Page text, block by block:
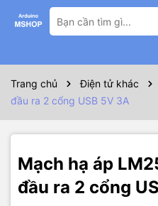
Trang chủ Điện tử khác
đầu ra 2 cổng USB 5V 3A
Mạch hạ áp
đầu ra 2 cổng
Thông số kỹ thuật
Thông số kỹ
Điện áp vào:
6V – 40V
(hỗ trợ jack DC 5.5/2.1 hoặc đầu
Nhiệt độ hoạt động:-40°C đến